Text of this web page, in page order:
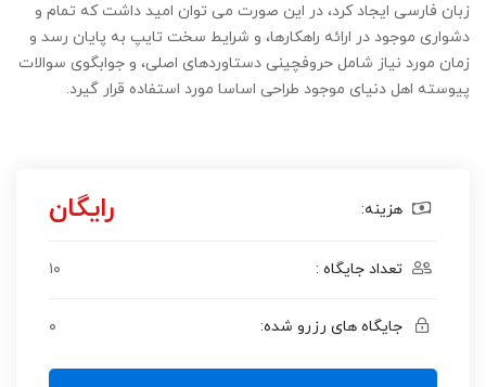
زبان فارسی ایجاد کرد، در این صورت می توان امید داشت که تمام و
دشواری موجود در ارائه راهکارها، و شرایط سخت تایپ به پایان رسد و
زمان مورد نیاز شامل حروفچینی دستاوردهای اصلی، و جوابگوی سوالات
پیوسته اهل دنیای موجود طراحی اساسا مورد استفاده قرار گیرد.
هزینه: رایگان
تعداد جایگاه : ۱۰
جایگاه های رزرو شده: ۰